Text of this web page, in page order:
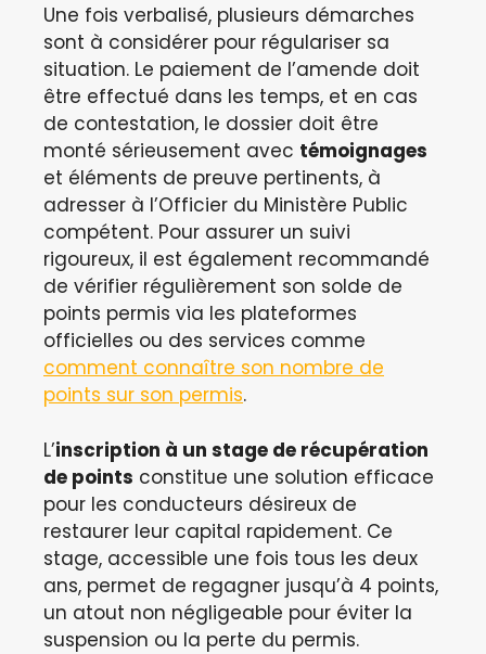
Une fois verbalisé, plusieurs démarches
sont à considérer pour régulariser sa
situation. Le paiement de l’amende doit
être effectué dans les temps, et en cas
de contestation, le dossier doit être
monté sérieusement avec témoignages
et éléments de preuve pertinents, à
adresser à l’Officier du Ministère Public
compétent. Pour assurer un suivi
rigoureux, il est également recommandé
de vérifier régulièrement son solde de
points permis via les plateformes
officielles ou des services comme
comment connaître son nombre de
points sur son permis.
L’inscription à un stage de récupération
de points constitue une solution efficace
pour les conducteurs désireux de
restaurer leur capital rapidement. Ce
stage, accessible une fois tous les deux
ans, permet de regagner jusqu’à 4 points,
un atout non négligeable pour éviter la
suspension ou la perte du permis.